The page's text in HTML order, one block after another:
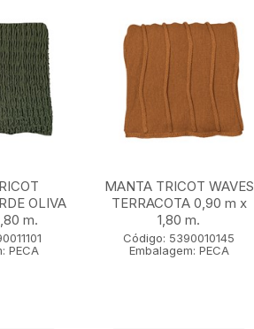
OLIVA
m.
PECA
MANTA TRICOT WAVES
TERRACOTA 0,90 m x
1,80 m.
Código: 5390010145
Embalagem: PECA